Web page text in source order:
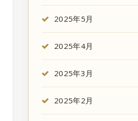
2025年5月
2025年4月
2025年3月
2025年2月